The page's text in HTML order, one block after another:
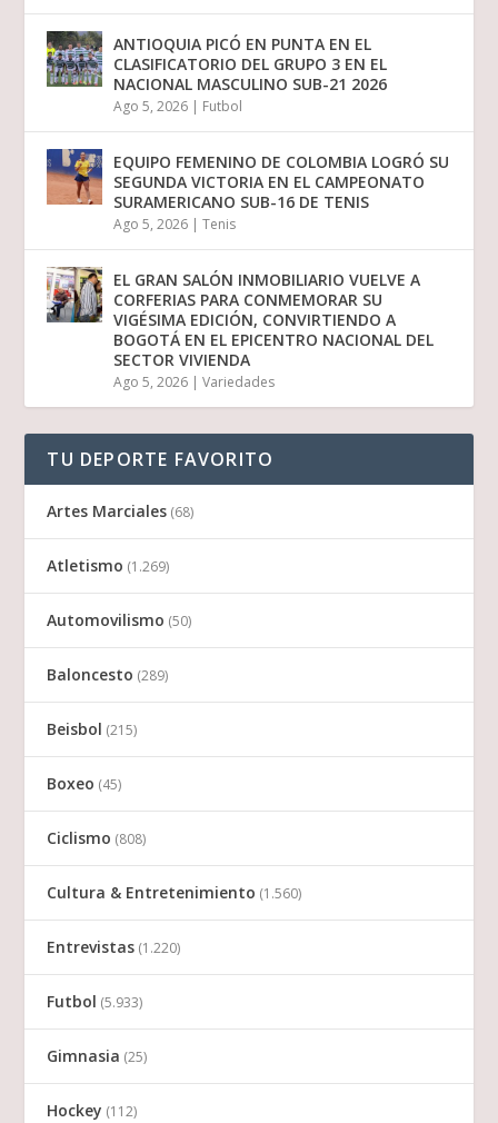
ANTIOQUIA PICÓ EN PUNTA EN EL
CLASIFICATORIO DEL GRUPO 3 EN EL
NACIONAL MASCULINO SUB-21 2026
Ago 5, 2026 | Futbol
EQUIPO FEMENINO DE COLOMBIA LOGRÓ SU
SEGUNDA VICTORIA EN EL CAMPEONATO
SURAMERICANO SUB-16 DE TENIS
Ago 5, 2026 |Tenis
EL GRAN SALÓN INMOBILIARIO VUELVE A
CORFERIAS PARA CONMEMORAR SU
VIGÉSIMA EDICIÓN, CONVIRTIENDO A
BOGOTÁ EN EL EPICENTRO NACIONAL DEL
SECTOR VIVIENDA
Ago 5, 2026 |Variedades
TU DEPORTE FAVORITO
Artes Marciales (68)
Atletismo (1.269)
Automovilismo (50)
Baloncesto (289)
Beisbol (215)
Boxeo (45)
Ciclismo (808)
Cultura & Entretenimiento (1.560)
Entrevistas (1.220)
Futbol (5.933)
Gimnasia (25)
Hockey (112)